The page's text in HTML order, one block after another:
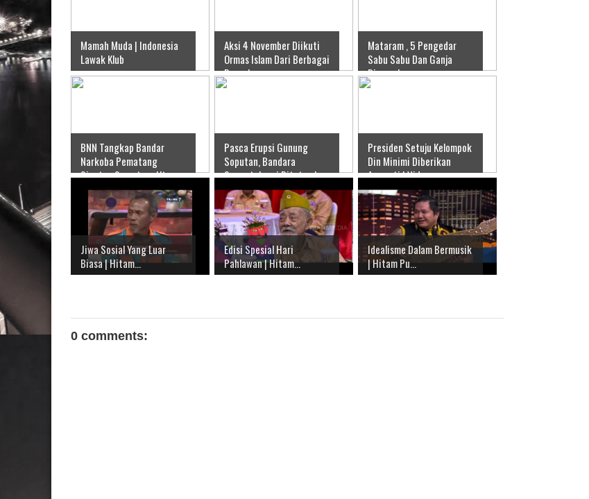
Mamah Muda | Indonesia
Lawak Klub
Aksi 4 November Diikuti
Ormas Islam Dari Berbagai
Daerah
Mataram , 5 Pengedar
Sabu Sabu Dan Ganja
Diamankan
BNN Tangkap Bandar
Narkoba Pematang
Siantar, Sumatera Utara
Pasca Erupsi Gunung
Soputan, Bandara
Samratulangi Ditutup |
Video
Presiden Setuju Kelompok
Din Minimi Diberikan
Amnesti | Video
Jiwa Sosial Yang Luar
Biasa | Hitam...
Edisi Spesial Hari
Pahlawan | Hitam...
Idealisme Dalam Bermusik
| Hitam Pu...
0 comments: